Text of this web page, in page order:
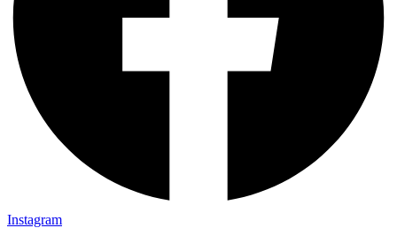
Instagram